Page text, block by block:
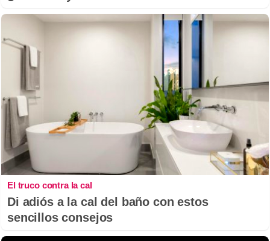
El truco contra la cal
Di adiós a la cal del baño con estos
sencillos consejos